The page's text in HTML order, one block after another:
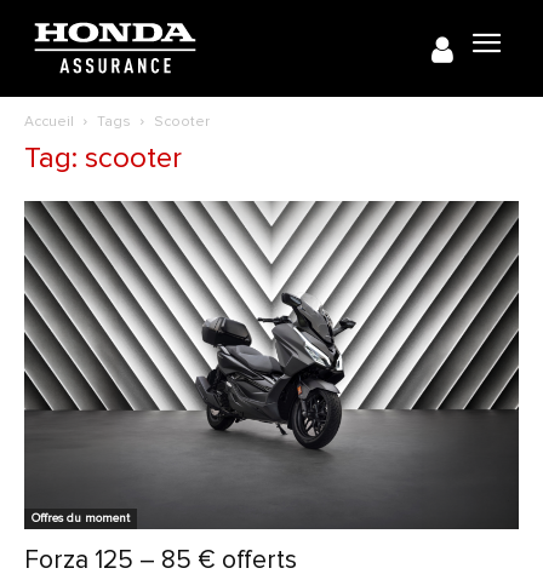
Accueil Tags Scooter
Tag: scooter
Offres du moment
Forza 125 – 85 € offerts